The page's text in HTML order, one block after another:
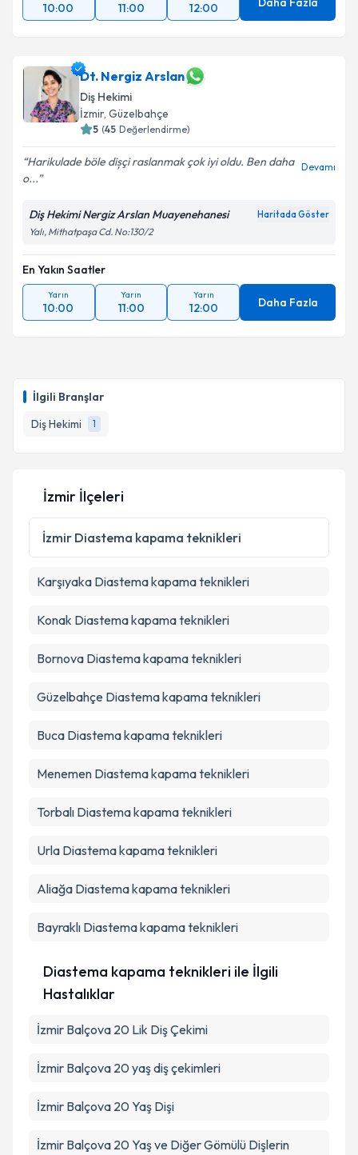
İlgili Branşlar
Diş Hekimi
1
10:00 11:00 12:00
Dt. Nergiz Arslan
Diş Hekimi
İzmir, Güzelbahçe
5 (45 Değerlendirme)
Harikulade böle dișçi raslanmak çok iyi oldu. Ben daha
o...
Devamı
Diş Hekimi Nergiz Arslan Muayenehanesi Haritada Göster
Yalı, Mithatpaşa Cd. No:130/2
En Yakın Saatler
Yarın
10:00
Yarın
11:00
Yarın
12:00 Daha Fazla
İzmir İlçeleri
İzmir Diastema kapama teknikleri
Karşıyaka Diastema kapama teknikleri
Konak Diastema kapama teknikleri
Bornova Diastema kapama teknikleri
Güzelbahçe Diastema kapama teknikleri
Buca Diastema kapama teknikleri
Menemen Diastema kapama teknikleri
Torbalı Diastema kapama teknikleri
Urla Diastema kapama teknikleri
Aliağa Diastema kapama teknikleri
Bayraklı Diastema kapama teknikleri
Diastema kapama teknikleri ile İlgili
Hastalıklar
İzmir Balçova 20 Lik Diş Çekimi
İzmir Balçova 20 yaş diş çekimleri
İzmir Balçova 20 Yaş Dişi
İzmir Balçova 20 Yaş ve Diğer Gömülü Dişlerin